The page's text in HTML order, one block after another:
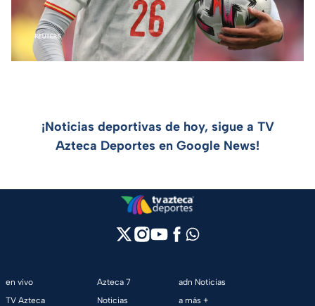
¡Noticias deportivas de hoy, sigue a TV
Azteca Deportes en Google News!
en vivo
TV Azteca
Azteca 7
Noticias
adn Noticias
a más +